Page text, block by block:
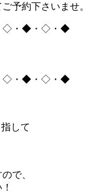
予約下さいませ。
◇・◆・◇・◆
◇・◆・◇・◆
して
で、